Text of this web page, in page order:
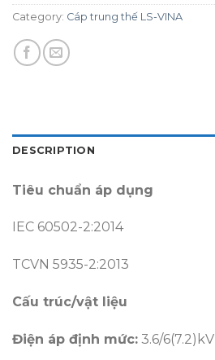
Category: Cáp trung thế LS-VINA
DESCRIPTION
Tiêu chuẩn áp dụng
IEC 60502-2:2014
TCVN 5935-2:2013
Cấu trúc/vật liệu
Điện áp định mức: 3.6/6(7.2)kV